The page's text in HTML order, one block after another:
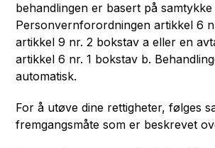
behandlingen er basert på
Personvernforordningen artikkel 6
artikkel 9 nr. 2 bokstav a eller en
artikkel 6 nr. 1 bokstav b.
automatisk.
For å utøve dine rettigheter, følges
fremgangsmåte som er beskrevet